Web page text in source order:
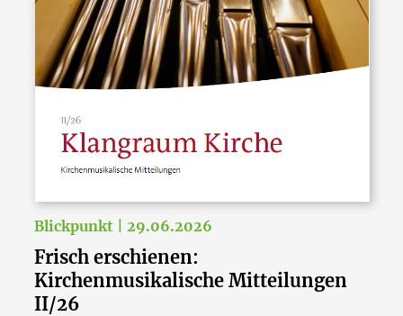
Blickpunkt | 29.06.2026
Frisch erschienen:
Kirchenmusikalische Mitteilungen
II/26